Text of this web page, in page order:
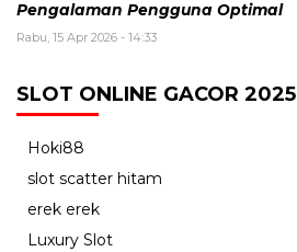
Pengalaman Pengguna Optimal
Rabu, 15 Apr 2026 - 14:33
SLOT ONLINE GACOR 2025
Hoki88
slot scatter hitam
erek erek
Luxury Slot